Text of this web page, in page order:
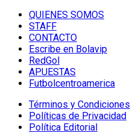
QUIENES SOMOS
STAFF
CONTACTO
Escribe en Bolavip
RedGol
APUESTAS
Futbolcentroamerica
Términos y Condiciones
Políticas de Privacidad
Política Editorial